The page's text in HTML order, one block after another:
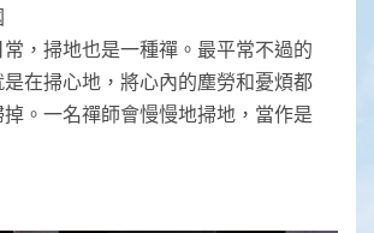
，掃地也是一種禪。最平常不過的
在掃心地，將心內的塵勞和憂煩都
。一名禪師會慢慢地掃地，當作是